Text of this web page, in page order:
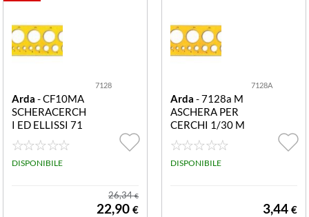
7128
Arda - CF10MA
SCHERACERCH
I ED ELLISSI 71
28G Maschera
per cerchi 1/30
mm -- 193x58 m
DISPONIBILE
26,34€
22,90 €
7128A
Arda - 7128a M
ASCHERA PER
CERCHI 1/30 M
ASCHERA PER
CERCHI 1/30
DISPONIBILE
3,44 €